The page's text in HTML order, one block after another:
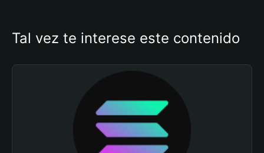
Tal vez te interese este contenido